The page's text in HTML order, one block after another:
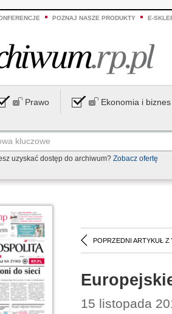
POZNAJ NASZE PRODUKTY E-
Prawo Ekonomia i biznes
uzyskać dostęp do archiwum? Zobacz ofertę
POPRZEDNI ARTYKUŁ Z
15 listopada